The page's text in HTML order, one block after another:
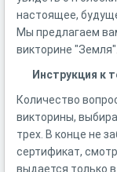
настоящее,
Мы предлагаем
викторине "Земля".
Инструкция к
Количество
викторины,
трех. В конце не
сертификат,
выдается только